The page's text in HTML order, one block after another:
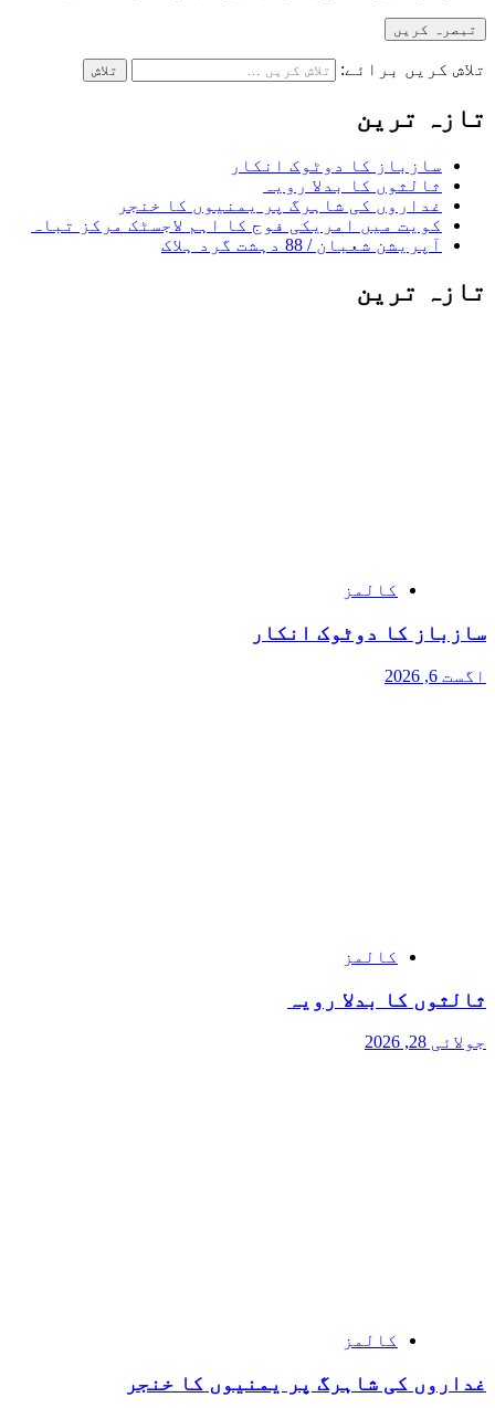
تلاش کریں برائے:
تازہ ترین
سازباز کا دوٹوک انکار
ثالثوں کا بدلا رویہ
غداروں کی شاہرگ پر یمنیوں کا خنجر
کویت میں امریکی فوج کا اہم لاجسٹک مرکز تباہ
آپریشن شعبان / 88 دہشت گرد ہلاک
تازہ ترین
کالمز
سازباز کا دوٹوک انکار
اگست 6, 2026
کالمز
ثالثوں کا بدلا رویہ
جولائی 28, 2026
کالمز
غداروں کی شاہرگ پر یمنیوں کا خنجر